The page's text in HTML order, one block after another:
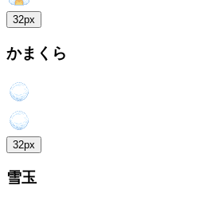
32px
かまくら
32px
雪玉